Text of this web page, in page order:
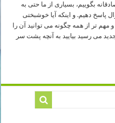
بگوییم، بسیاری از ما حتی به
پاسخ دهیم. و اینکه آیا خوشبختی
تر از همه چگونه می توانید آن را
می رسید بیایید به آنچه پشت سر